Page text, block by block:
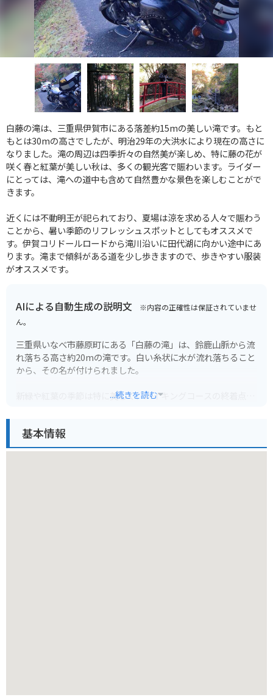
白藤の滝は、三重県伊賀市にある落差約15mの美しい滝です。もと
もとは30mの高さでしたが、明治29年の大洪水により現在の高さに
なりました。滝の周辺は四季折々の自然美が楽しめ、特に藤の花が
咲く春と紅葉が美しい秋は、多くの観光客で賑わいます。ライダー
にとっては、滝への道中も含めて自然豊かな景色を楽しむことがで
きます。
近くには不動明王が祀られており、夏場は涼を求める人々で賑わう
ことから、暑い季節のリフレッシュスポットとしてもオススメで
す。伊賀コリドールロードから滝川沿いに田代湖に向かい途中にあ
ります。滝まで傾斜がある道を少し歩きますので、歩きやすい服装
がオススメです。
AIによる自動生成の説明文 ※内容の正確性は保証されていませ
ん。
三重県いなべ市藤原町にある「白藤の滝」は、鈴鹿山脈から流
れ落ちる高さ約20mの滝です。白い糸状に水が流れ落ちること
から、その名が付けられました。
新緑や紅葉の季節は特に美しく、ハイキングコースの終着点と
プ場や温泉施設もあり、自然を満喫したい方におすすめの観光
スポットです。
...続きを読む
基本情報